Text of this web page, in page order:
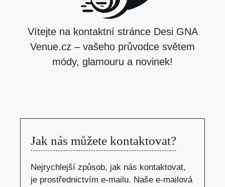
Vítejte na kontaktní stránce Desi GNA
Venue.cz – vašeho průvodce světem
módy, glamouru a novinek!
Jak nás můžete kontaktovat?
Nejrychlejší způsob, jak nás kontaktovat,
je prostřednictvím e-mailu. Naše e-mailová